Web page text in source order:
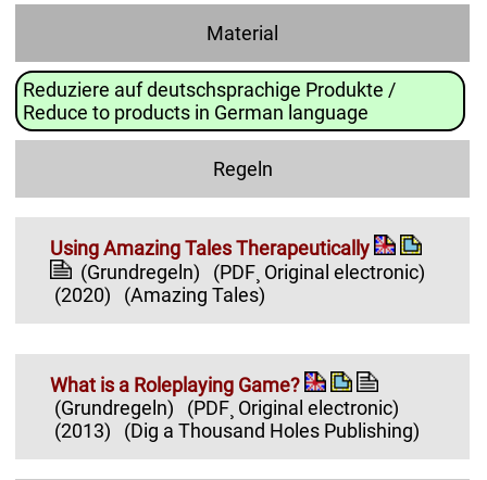
Material
Reduziere auf deutschsprachige Produkte /
Reduce to products in German language
Regeln
Using Amazing Tales Therapeutically
(Grundregeln)
(PDF¸ Original electronic)
(2020)
(Amazing Tales)
What is a Roleplaying Game?
(Grundregeln)
(PDF¸ Original electronic)
(2013)
(Dig a Thousand Holes Publishing)